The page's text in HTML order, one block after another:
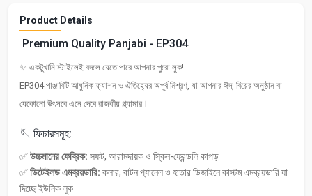
Product Details
Premium Quality Panjabi - EP304
✨ একটুখানি স্টাইলেই বদলে যেতে পারে আপনার পুরো লুক!
EP304 পাঞ্জাবিটি আধুনিক ফ্যাশন ও ঐতিহ্যের অপূর্ব মিশ্রণ, যা আপনার ঈদ, বিয়ের অনুষ্ঠান বা
যেকোনো উৎসবে এনে দেবে রাজকীয় গ্ল্যামার।
🪡 ফিচারসমূহ:
✅উচ্চমানের ফেব্রিক: সফট, আরামদায়ক ও স্কিন-ফ্রেন্ডলি কাপড়
✅ডিটেইলড এমব্রয়ডারি: কলার, বাটন প্যানেল ও হাতার ডিজাইনে কাস্টম এমব্রয়ডারি যা
দিচ্ছে ইউনিক লুক